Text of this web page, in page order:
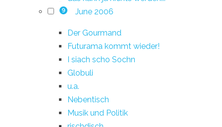
9 June 2006
Der Gourmand
Futurama kommt wieder!
I siach scho Sochn
Globuli
u.a.
Nebentisch
Musik und Politik